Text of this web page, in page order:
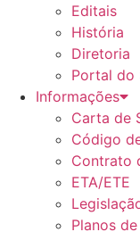
Editais
História
Diretoria
Portal do
Informações
Carta de
Código
Contrato
ETA/ETE
Planos